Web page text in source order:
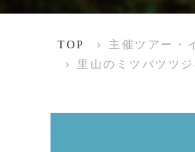
TOP 主催ツアー・
里山のミツバツツ